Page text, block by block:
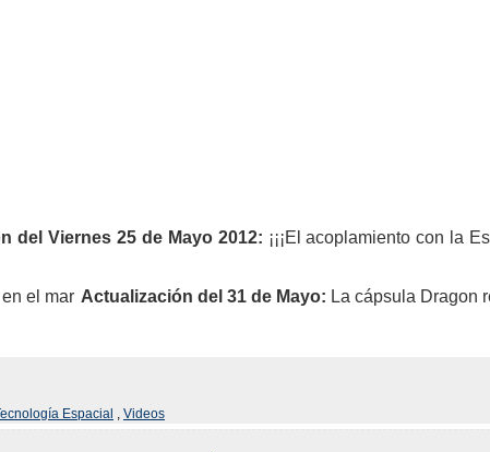
del Viernes 25 de Mayo 2012: ¡¡¡El acoplamiento con la
Actualización del 31 de Mayo: La cápsula Dragon
Espacial , Videos